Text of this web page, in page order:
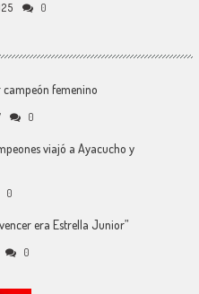
0
femenino
0
viajó a Ayacucho y
0
era Estrella Junior”
0